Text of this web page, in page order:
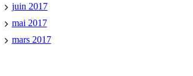
juin 2017
mai 2017
mars 2017